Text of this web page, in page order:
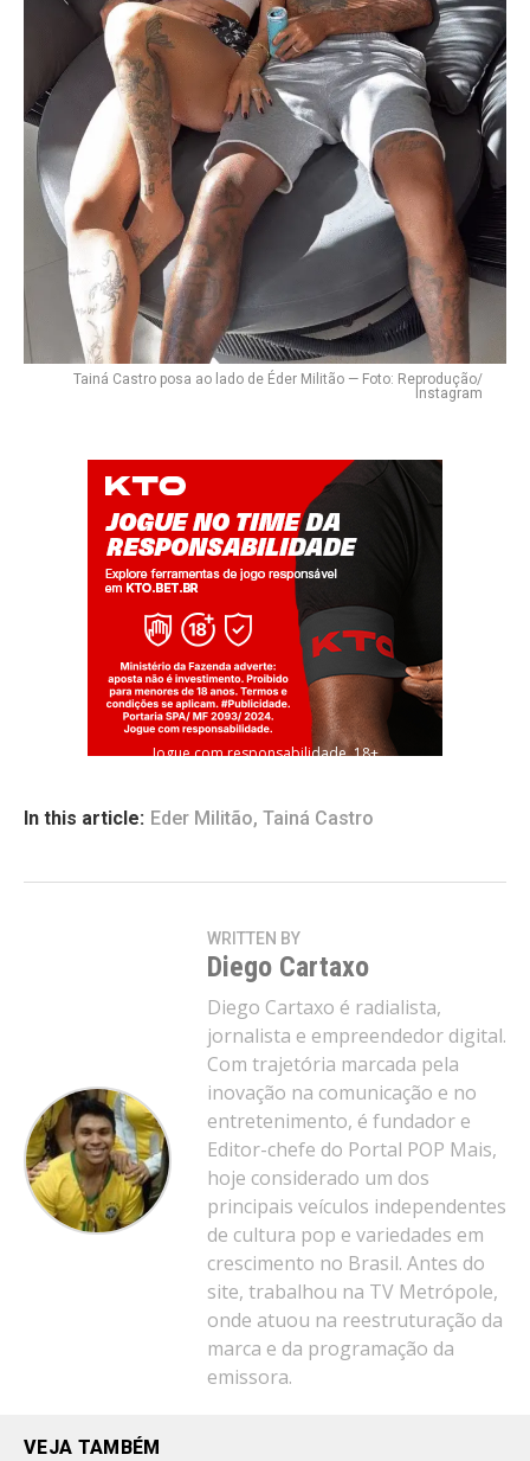
Tainá Castro posa ao lado de Éder Militão — Foto: Reprodução/
Instagram
Jogue com responsabilidade. 18+
In this article: Eder Militão, Tainá Castro
WRITTEN BY
Diego Cartaxo
Diego Cartaxo é radialista,
jornalista e empreendedor digital.
Com trajetória marcada pela
inovação na comunicação e no
entretenimento, é fundador e
Editor-chefe do Portal POP Mais,
hoje considerado um dos
principais veículos independentes
de cultura pop e variedades em
crescimento no Brasil. Antes do
site, trabalhou na TV Metrópole,
onde atuou na reestruturação da
marca e da programação da
emissora.
VEJA TAMBÉM
Flipboard
Reddit
Pinterest
Whatsapp
Email